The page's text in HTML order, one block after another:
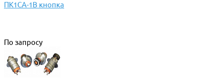
ПК1СА-1В кнопка
По запросу